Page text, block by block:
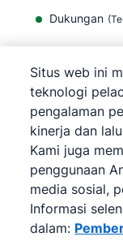
Dukungan (
©2026
Pipedrive
Persyaratan
Pipedrive
Pemberitahuan
Peta situs
Pemberitahuan
Preferensi
Pipedrive adalah
Situs web ini
teknologi
pengalaman
kinerja dan
Kami juga
penggunaan
media sosial,
Informasi
dalam: